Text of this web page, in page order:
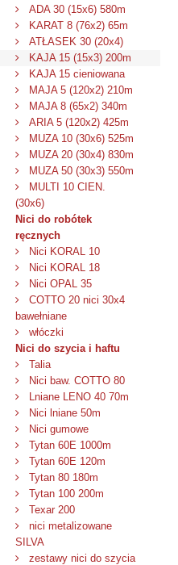
ADA 30 (15x6) 580m
KARAT 8 (76x2) 65m
ATŁASEK 30 (20x4)
KAJA 15 (15x3) 200m
KAJA 15 cieniowana
MAJA 5 (120x2) 210m
MAJA 8 (65x2) 340m
ARIA 5 (120x2) 425m
MUZA 10 (30x6) 525m
MUZA 20 (30x4) 830m
MUZA 50 (30x3) 550m
MULTI 10 CIEN.
(30x6)
Nici do robótek
ręcznych
Nici KORAL 10
Nici KORAL 18
Nici OPAL 35
COTTO 20 nici 30x4
bawełniane
włóczki
Nici do szycia i haftu
Talia
Nici baw. COTTO 80
Lniane LENO 40 70m
Nici lniane 50m
Nici gumowe
Tytan 60E 1000m
Tytan 60E 120m
Tytan 80 180m
Tytan 100 200m
Texar 200
nici metalizowane
SILVA
zestawy nici do szycia